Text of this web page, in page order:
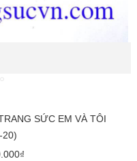
SỨC EM VÀ TÔI
20)